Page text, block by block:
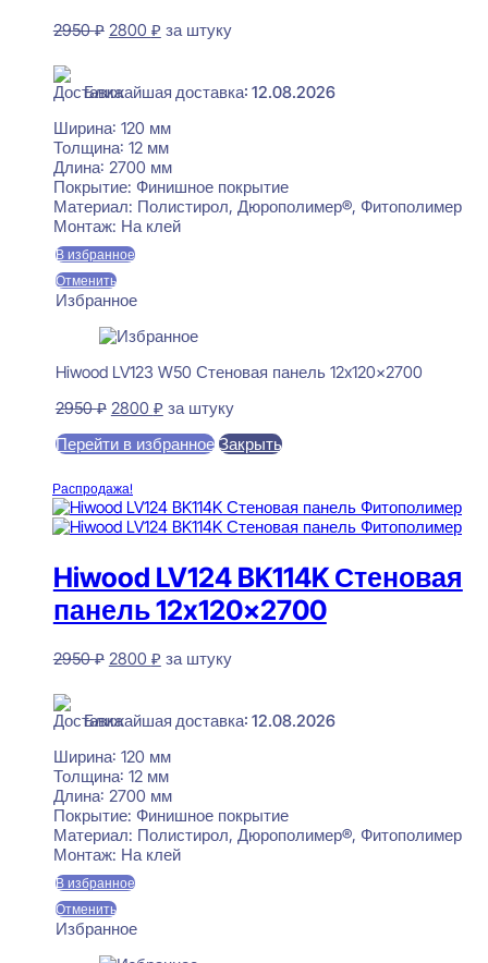
2950₽ Первоначальная
2950 ₽.
2800 ₽Текущая
за штуку
Ближайшая доставка: 12.08.2026
Ширина: 120 мм
Толщина: 12 мм
Длина: 2700 мм
Покрытие: Финишное покрытие
Материал: Полистирол, Дюрополимер®, Фитополимер
Монтаж: На клей
В избранное
Отменить
Избранное
Hiwood LV123 W50 Стеновая панель 12x120x2700
2950₽ Первоначальная
составляла
2800 ₽Текущая
2800 ₽.
за штуку
Перейти в избранное Закрыть
Распродажа!
Hiwood LV124 BK114K Стеновая
панель 12x120x2700
2950₽ Первоначальная
2950 ₽.
2800 ₽Текущая
за штуку
Ближайшая доставка: 12.08.2026
Ширина: 120 мм
Толщина: 12 мм
Длина: 2700 мм
Покрытие: Финишное покрытие
Материал: Полистирол, Дюрополимер®, Фитополимер
Монтаж: На клей
В избранное
Отменить
Избранное